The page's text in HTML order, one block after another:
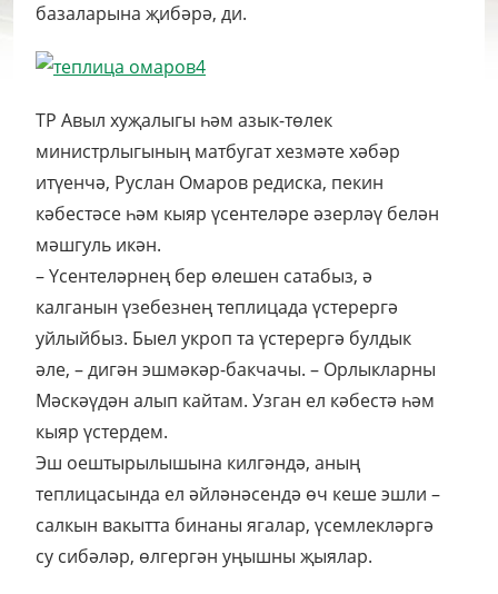
базаларына җибәрә, ди.
ТР Авыл хуҗалыгы һәм азык-төлек
министрлыгының матбугат хезмәте хәбәр
итүенчә, Руслан Омаров редиска, пекин
кәбестәсе һәм кыяр үсентеләре әзерләү белән
мәшгуль икән.
– Үсентеләрнең бер өлешен сатабыз, ә
калганын үзебезнең теплицада үстерергә
уйлыйбыз. Быел укроп та үстерергә булдык
әле, – дигән эшмәкәр-бакчачы. – Орлыкларны
Мәскәүдән алып кайтам. Узган ел кәбестә һәм
кыяр үстердем.
Эш оештырылышына килгәндә, аның
теплицасында ел әйләнәсендә өч кеше эшли –
салкын вакытта бинаны ягалар, үсемлекләргә
су сибәләр, өлгергән уңышны җыялар.